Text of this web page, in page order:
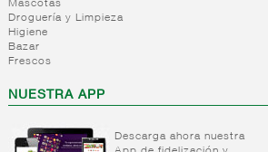
EJEMPLO
Mascotas
Droguería y Limpieza
Higiene
Bazar
Frescos
NUESTRA APP
Descarga ahora nuestra